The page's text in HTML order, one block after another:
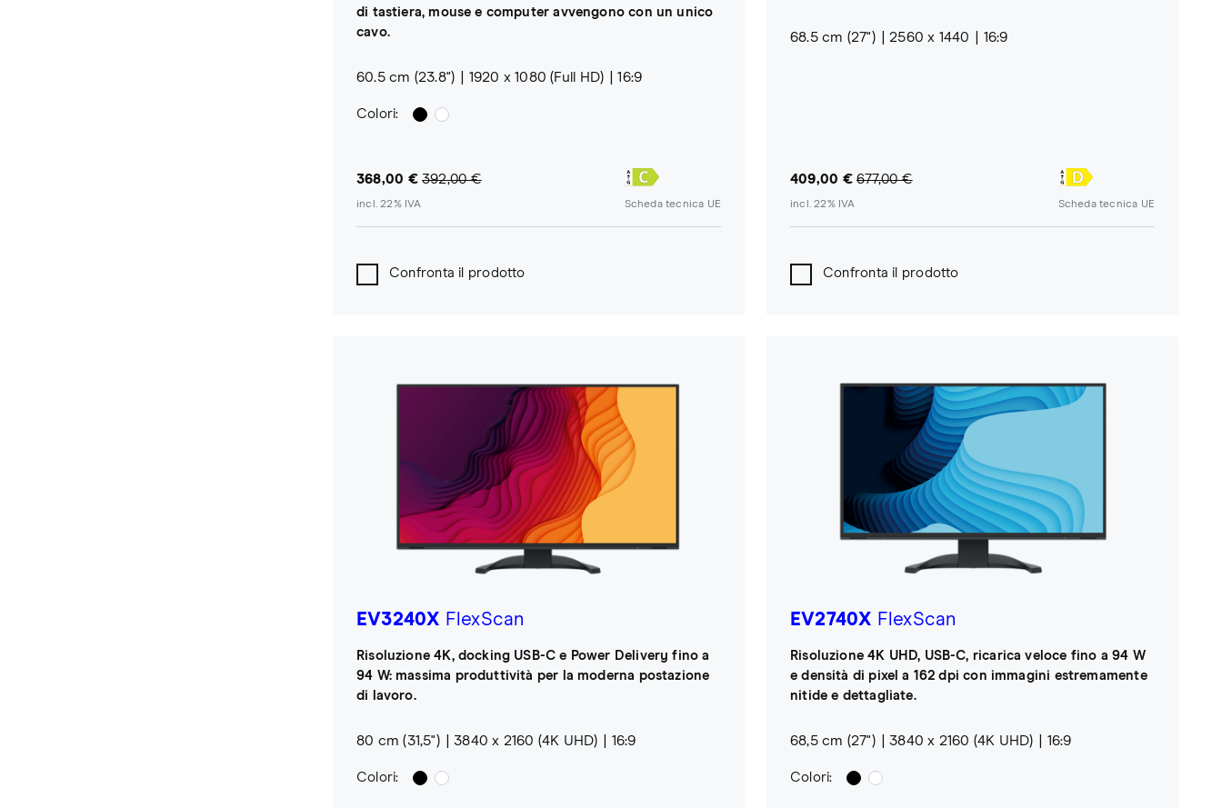
di tastiera, mouse e computer avvengono con un unico
cavo.
60.5 cm (23.8") 1920 x 1080 (Full HD) 16:9
Colori:
368,00 € 392,00 €
incl. 22% IVA Scheda tecnica UE
Confronta il prodotto
68.5 cm (27") 2560 x 1440 16:9
409,00 € 677,00 €
incl. 22% IVA Scheda tecnica UE
Confronta il prodotto
EV3240X FlexScan
Risoluzione 4K, docking USB-C e Power Delivery fino a
94 W: massima produttività per la moderna postazione
di lavoro.
80 cm (31,5") 3840 x 2160 (4K UHD) 16:9
Colori:
EV2740X FlexScan
Risoluzione 4K UHD, USB-C, ricarica veloce fino a 94 W
e densità di pixel a 162 dpi con immagini estremamente
nitide e dettagliate.
68,5 cm (27") 3840 x 2160 (4K UHD) 16:9
Colori: